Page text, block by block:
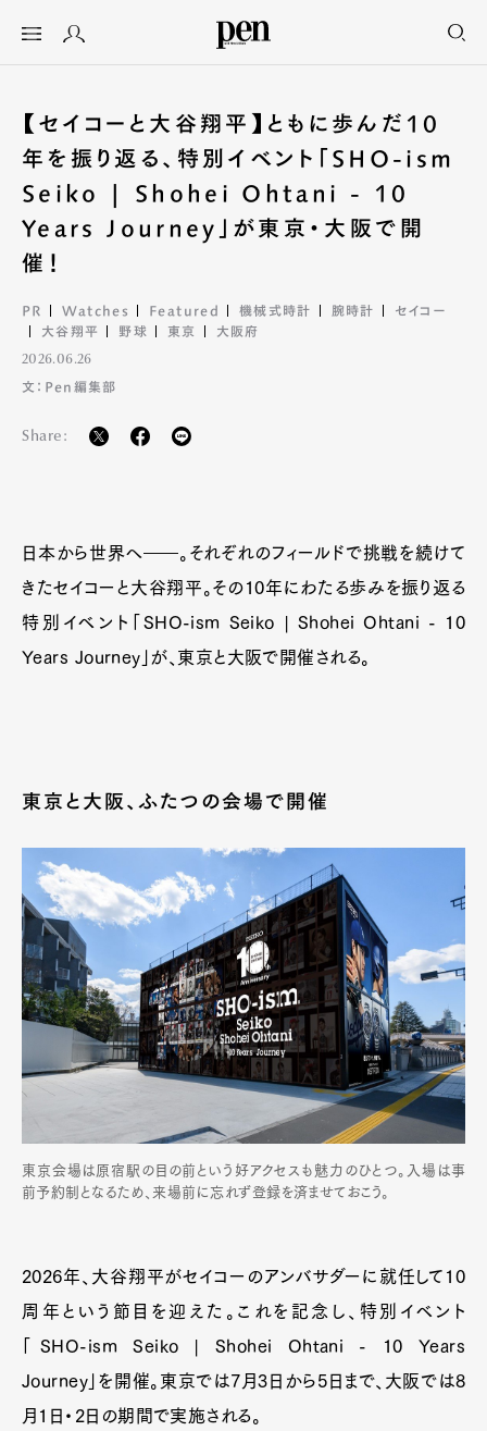
【セイコーと大谷翔平】ともに歩んだ10
年を振り返る、特別イベント「SHO-ism
Seiko | Shohei Ohtani - 10
Years Journey」が東京・大阪で開
催！
PR Watches Featured 機械式時計 腕時計
セイコー
大谷翔平
野球 東京 大阪府
2026.06.26
文：Pen編集部
Share:
日本から世界へ――。それぞれのフィールドで挑戦を続けて
きたセイコーと大谷翔平。その10年にわたる歩みを振り返る
特別イベント「SHO-ism Seiko | Shohei Ohtani - 10
Years Journey」が、東京と大阪で開催される。
東京と大阪、ふたつの会場で開催
東京会場は原宿駅の目の前という好アクセスも魅力のひとつ。入場は事
前予約制となるため、来場前に忘れず登録を済ませておこう。
2026年、大谷翔平がセイコーのアンバサダーに就任して10
周年という節目を迎えた。これを記念し、特別イベント
「SHO-ism Seiko | Shohei Ohtani - 10 Years
Journey」を開催。東京では7月3日から5日まで、大阪では8
月1日・2日の期間で実施される。